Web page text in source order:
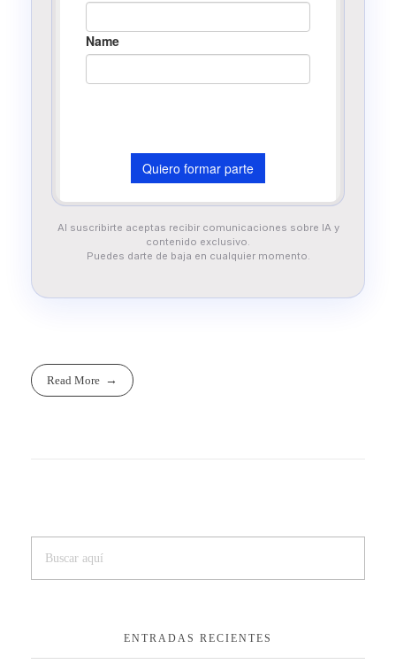
Al suscribirte aceptas recibir comunicaciones sobre IA y
contenido exclusivo.
Puedes darte de baja en cualquier momento.
Read More
ENTRADAS RECIENTES